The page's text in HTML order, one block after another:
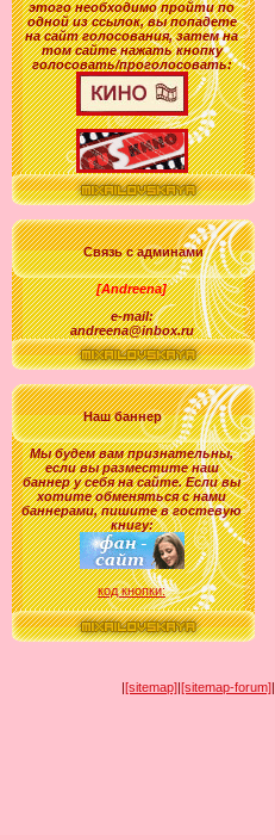
этого необходимо пройти по
одной из ссылок, вы попадете
на сайт голосования, затем на
том сайте нажать кнопку
голосовать/проголосовать:
Связь с админами
[Andreena]
e-mail:
andreena@inbox.ru
Наш баннер
Мы будем вам признательны,
если вы разместите наш
баннер у себя на сайте. Если вы
хотите обменяться с нами
баннерами, пишите в гостевую
книгу:
код кнопки:
|[sitemap]|[sitemap-forum]|